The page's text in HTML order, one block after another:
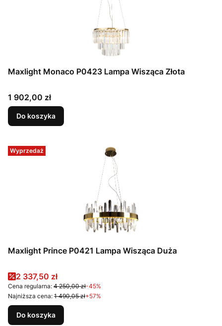
Maxlight Monaco P0423 Lampa Wisząca Złota
Cena
1 902,00 zł
Do koszyka
Wyprzedaż
Maxlight Prince P0421 Lampa Wisząca Duża
Cena promocyjna
2 337,50 zł
Cena regularna: 4 250,00 zł-45%
Najniższa cena: 1 490,05 zł+57%
Do koszyka